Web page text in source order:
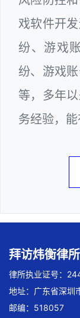
戏软件开
纷、游戏
纷、游戏
等，多年
务经验，能
拜访炜衡律所
律所执业证号：
地址：广东省深圳
邮编：518057